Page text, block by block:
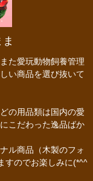
た愛玩動物飼養管理
い商品を選び抜いて
の用品類は国内の愛
こだわった逸品ばか
ル商品（木製のフォ
すのでお楽しみに(*^^